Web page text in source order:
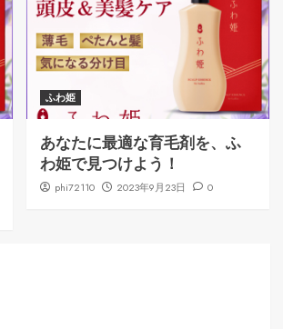
ふわ姫
あなたに最適な育毛剤を、ふ
わ姫で見つけよう！
phi72110 2023年9月23日 0